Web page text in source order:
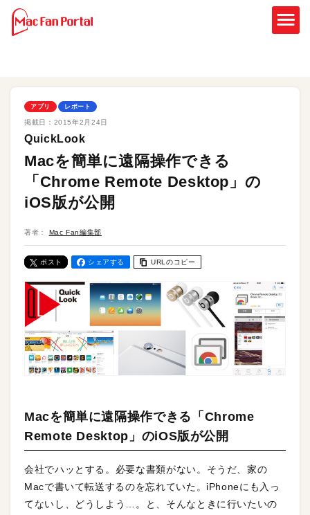
アプリ レポート
掲載日： 2015年2月24日
QuickLook
Macを簡単に遠隔操作できる
「Chrome Remote Desktop」の
iOS版が公開
著者： Mac Fan編集部
ポスト シェアする URLのコピー
Macを簡単に遠隔操作できる「Chrome
Remote Desktop」のiOS版が公開
会社でハッとする。必要な書類がない。そうだ、家の
Macで書いて転送するのを忘れていた。iPhoneにも入っ
てないし、どうしよう…。と、そんなときに行いたいの